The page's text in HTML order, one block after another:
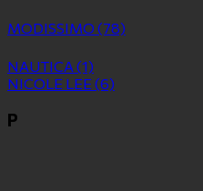
MODISSIMO (78)
NAUTICA (1)
NICOLE LEE (6)
P